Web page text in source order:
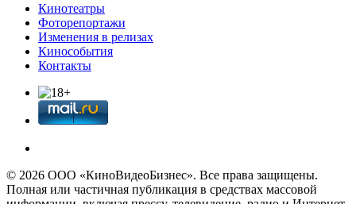
Кинотеатры
Фоторепортажи
Изменения в релизах
Кинособытия
Контакты
© 2026 OOО «КиноВидеоБизнес». Все права защищены.
Полная или частичная публикация в средствах массовой